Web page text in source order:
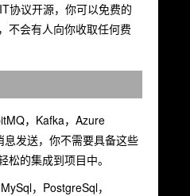
协议开源，你可以免费的
不会有人向你收取任何费
，Kafka，Azure
发送，你不需要具备这些
的集成到项目中。
，PostgreSql，